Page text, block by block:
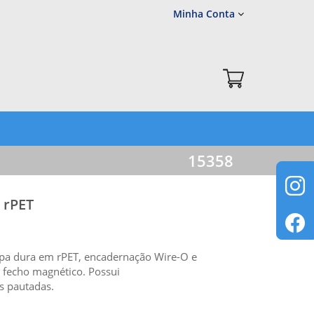
Minha Conta
15358
dura em rPET, encadernação Wire-O e
magnético. Possui
pautadas.